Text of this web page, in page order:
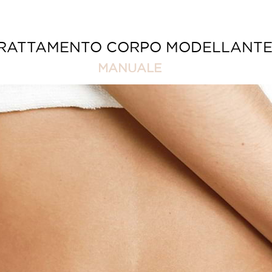
CORPO
MANUALE